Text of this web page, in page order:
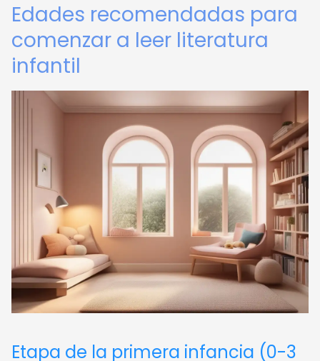
Edades recomendadas para
comenzar a leer literatura
infantil
Etapa de la primera infancia (0-3